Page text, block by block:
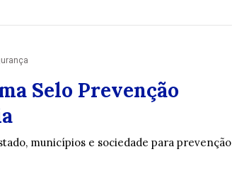
Selo Prevenção
municípios e sociedade para prevenção